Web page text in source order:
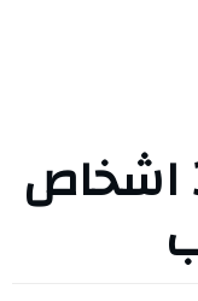
جندوبة/ إيقاف 3 اشخاص